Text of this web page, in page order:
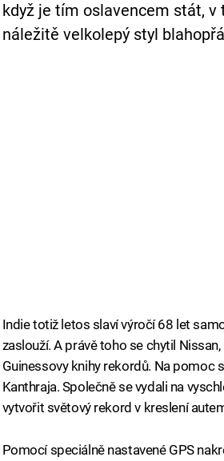
když je tím oslavencem stát, v
náležitě velkolepý styl
Indie totiž letos slaví výročí 68 let
zaslouží. A právě toho se chytil
Guinessovy knihy rekordů. Na pomoc
Kanthraja. Společně se vydali na
vytvořit světový rekord v kreslení
Pomocí speciálně nastavené GPS